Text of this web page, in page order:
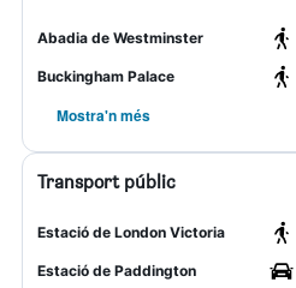
Abadia de Westminster
Buckingham Palace
Mostra'n més
Transport públic
Estació de London Victoria
Estació de Paddington